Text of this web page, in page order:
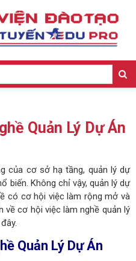
Quản Lý Dự Án
của cơ sở hạ tầng, quản lý dự
biến. Không chỉ vậy, quản lý dự
có cơ hội việc làm rộng mở và
cơ hội việc làm nghề quản lý
Quản Lý Dự Án